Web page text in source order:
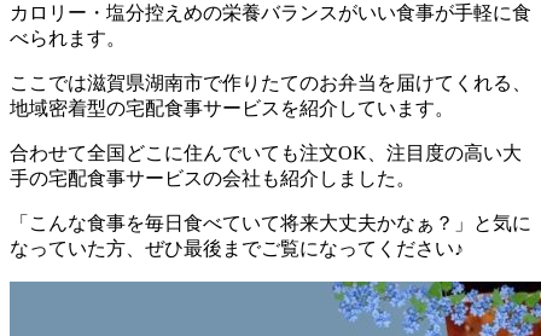
カロリー・塩分控えめの栄養バランスがいい食事が手軽に食
べられます。
ここでは滋賀県湖南市で作りたてのお弁当を届けてくれる、
地域密着型の宅配食事サービスを紹介しています。
合わせて全国どこに住んでいても注文OK、注目度の高い大
手の宅配食事サービスの会社も紹介 しました。
「こんな食事を毎日食べていて将来大丈夫かなぁ？」と気に
なっていた方、ぜひ最後までご覧になってください♪